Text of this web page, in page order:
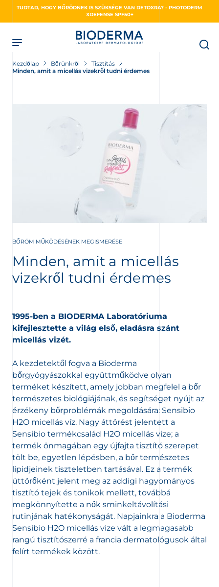
TUDTAD, HOGY BŐRÖDNEK IS SZÜKSÉGE VAN DETOXRA? - PHOTODERM
XDEFENSE SPF50+
eső értékesítési helyet
Kezdőlap Bőrünkről
Tisztítás
Minden, amit a micellás vizekről tudni érdemes
BŐRÖM MŰKÖDÉSÉNEK MEGISMERÉSE
Minden, amit a micellás
vizekről tudni érdemes
1995-ben a BIODERMA Laboratóriuma
kifejlesztette a világ első, eladásra szánt
micellás vizét.
A kezdetektől fogva a Bioderma
bőrgyógyászokkal együttműködve olyan
terméket készített, amely jobban megfelel a bőr
természetes biológiájának, és segítséget nyújt az
érzékeny bőrproblémák megoldására: Sensibio
H2O micellás víz. Nagy áttörést jelentett a
Sensibio termékcsalád H2O micellás vize; a
termék önmagában egy újfajta tisztító szerepet
tölt be, egyetlen lépésben, a bőr természetes
lipidjeinek tiszteletben tartásával. Ez a termék
úttörőként jelent meg az addigi hagyományos
tisztító tejek és tonikok mellett, továbbá
megkönnyítette a nők sminkeltávolítási
rutinjának hatékonyságát. Napjainkra a Bioderma
Sensibio H2O micellás vize vált a legmagasabb
rangú tisztítószerré a francia dermatológusok által
felírt termékek között.